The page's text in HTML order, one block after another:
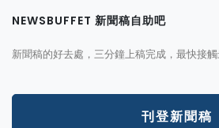
NEWSBUFFET 新聞稿自助吧
新聞稿的好去處，三分鐘上稿完成，最快接觸
刊登新聞稿